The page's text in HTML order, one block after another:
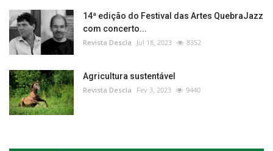
14ª edição do Festival das Artes QuebraJazz
com concerto...
Revista Descla Jul 18, 2023 8352
Agricultura sustentável
Revista Descla Fev 3, 2023 9440